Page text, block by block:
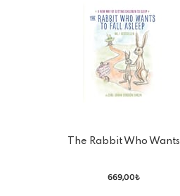
The Rabbit Who Wants
669,00₺